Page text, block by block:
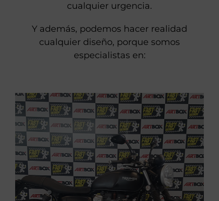
cualquier urgencia.
Y además, podemos hacer realidad
cualquier diseño, porque somos
especialistas en:
VER PINTURA DE MOTOS